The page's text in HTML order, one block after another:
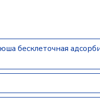
бесклеточная